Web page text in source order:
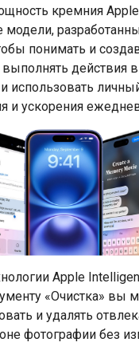
кремния
модели,
понимать и
действия в
использовать
и ускорения
Apple
«Очистка» вы
и удалять
фотографии без